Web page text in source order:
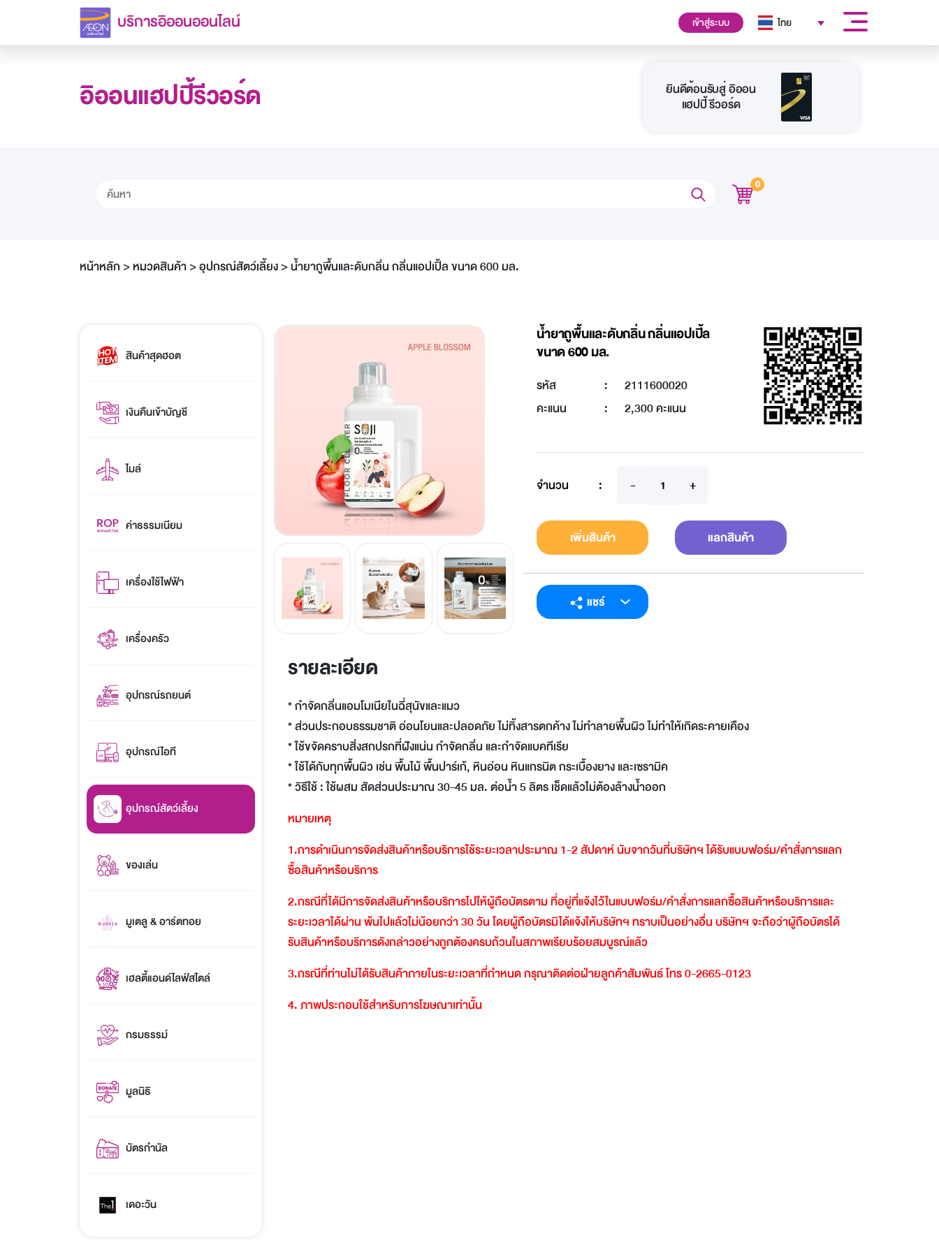
บริการอิออนออนไลน์ เข้าสู่ระบบ ไทย
อิออนแฮปปี้รีวอร์ด ยินดีต้อนรับสู่ อิออน
แฮปปี้ รีวอร์ด
0
หน้าหลัก >หมวดสินค้า>อุปกรณ์สัตว์เลี้ยง>น้ำยาถูพื้นและดับกลิ่น กลิ่นแอปเปิ้ล ขนาด 600 มล.
สินค้าสุดฮอต
เงินคืนเข้าบัญชี
ไมล์
ค่าธรรมเนียม
เครื่องใช้ไฟฟ้า
เครื่องครัว
อุปกรณ์รถยนต์
อุปกรณ์ไอที
อุปกรณ์สัตว์เลี้ยง
ของเล่น
มูเตลู & อาร์ตทอย
เฮลตี้แอนด์ไลฟ์สไตล์
กรมธรรม์
มูลนิธิ
บัตรกำนัล
เดอะวัน
น้ำยาถูพื้นและดับกลิ่น กลิ่นแอปเปิ้ล
ขนาด 600 มล.
รหัส :
2111600020
คะแนน
: 2,300 คะแนน
จำนวน :
เพิ่มสินค้า แลกสินค้า
แชร์
รายละเอียด
* กำจัดกลิ่นแอมโมเนียในฉี่สุนัขและแมว
* ส่วนประกอบธรรมชาติ อ่อนโยนและปลอดภัย ไม่ทิ้งสารตกค้าง ไม่ทำลายพื้นผิว ไม่ทำให้เกิดระคายเคือง
* ใช้ขจัดคราบสิ่งสกปรกที่ฝังแน่น กำจัดกลิ่น และกำจัดแบคทีเรีย
* ใช้ได้กับทุกพื้นผิว เช่น พื้นไม้ พื้นปาร์เก้, หินอ่อน หินแกรนิต กระเบื้องยาง และเซรามิค
* วิธีใช้ : ใช้ผสม สัดส่วนประมาณ 30-45 มล. ต่อน้ำ 5 ลิตร เช็ดแล้วไม่ต้องล้างน้ำออก
หมายเหตุ
1.การดำเนินการจัดส่งสินค้าหรือบริการใช้ระยะเวลาประมาณ 1-2สัปดาห์นับจากวันที่บริษัทฯได้รับแบบฟอร์ม/คำสั่งการแลก
ซื้อสินค้าหรือบริการ
2.กรณีที่ได้มีการจัดส่งสินค้าหรือบริการไปให้ผู้ถือบัตรตามที่อยู่ที่แจ้งไว้ในแบบฟอร์ม/คำสั่งการแลกซื้อสินค้าหรือบริการและ
ระยะเวลาได้ผ่านพ้นไปแล้วไม่น้อยกว่า30วันโดยผู้ถือบัตรมิได้แจ้งให้บริษัทฯทราบเป็นอย่างอื่นบริษัทฯจะถือว่าผู้ถือบัตรได้
รับสินค้าหรือบริการดังกล่าวอย่างถูกต้องครบถ้วนในสภาพเรียบร้อยสมบูรณ์แล้ว
3.กรณีที่ท่านไม่ได้รับสินค้าภายในระยะเวลาที่กำหนดกรุณาติดต่อฝ่ายลูกค้าสัมพันธ์โทร0-2665-0123
4.ภาพประกอบใช้สำหรับการโฆษณาเท่านั้น